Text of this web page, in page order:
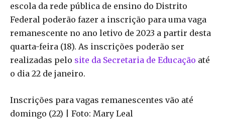
escola da rede pública de ensino do Distrito
Federal poderão fazer a inscrição para uma vaga
remanescente no ano letivo de 2023 a partir desta
quarta-feira (18). As inscrições poderão ser
realizadas pelo site da Secretaria de Educação até
o dia 22 de janeiro.
Inscrições para vagas remanescentes vão até
domingo (22) | Foto: Mary Leal